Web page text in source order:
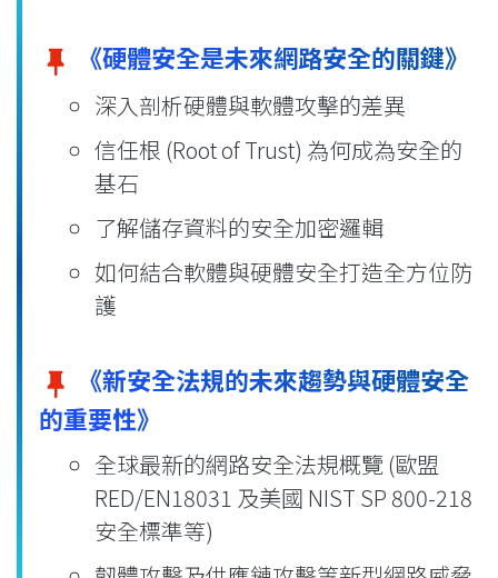
《硬體安全是未來網路安全的關鍵》
深入剖析硬體與軟體攻擊的差異
信任根 (Root of Trust) 為何成為安全的
基石
了解儲存資料的安全加密邏輯
如何結合軟體與硬體安全打造全方位防
護
《新安全法規的未來趨勢與硬體安全
的重要性》
全球最新的網路安全法規概覽 (歐盟
RED/EN18031 及美國 NIST SP 800-218
安全標準等)